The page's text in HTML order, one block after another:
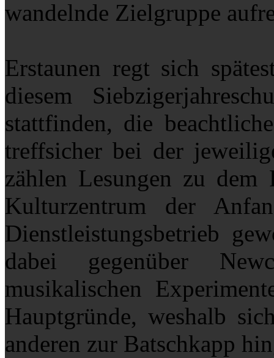
wandelnde Zielgruppe
Erstaunen regt sich
diesem
stattfinden, die
treffsicher bei der
zählen Lesungen zu dem
Kulturzentrum der
Dienstleistungsbetrieb
dabei gegenüber
musikalischen
Hauptgründe, weshalb
anderen zur Batschkapp